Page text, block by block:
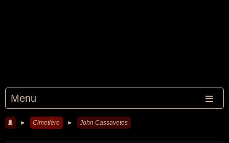
Menu
► Cimetière ► John Cassavetes